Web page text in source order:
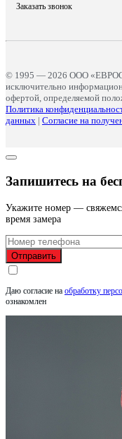
Заказать звонок
© 1995 — 2026 ООО
исключительно
офертой, определяемой
Политика
данных | Согласие на
Запишитесь на
Укажите номер —
время замера
Отправить
Даю согласие на обработку
ознакомлен